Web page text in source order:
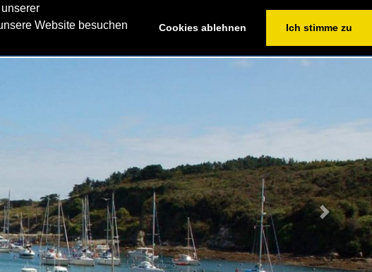
Website besuchen
Cookies ablehnen Ich stimme zu
+49(0)2364/604676
SERVICE YACHTEN FINDEN CHARTERANFRAGE
Next